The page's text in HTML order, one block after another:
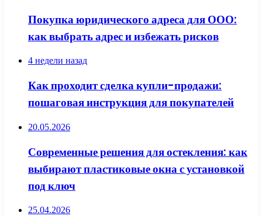
Покупка юридического адреса для ООО:
как выбрать адрес и избежать рисков
4 недели назад
Как проходит сделка купли-продажи:
пошаговая инструкция для покупателей
20.05.2026
Современные решения для остекления: как
выбирают пластиковые окна с установкой
под ключ
25.04.2026